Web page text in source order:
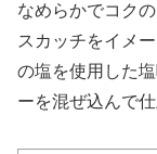
なめらかでコク
スカッチをイメ
の塩を使用した
ーを混ぜ込んで